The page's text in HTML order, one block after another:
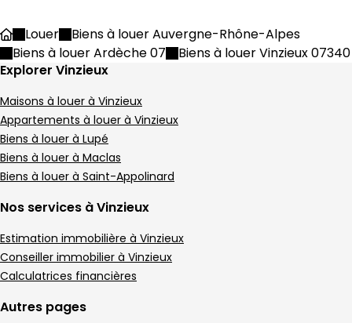
Serrières - 07340
Appartement • 22 m²
DPE :
E
49 m² 2 pièces Serrières
Aller à l'image1
Aller à l'image2
Aller à l'image3
Aller à l'image4
Aller à l'image5
AccueilLouer
Biens à louer Auvergne-Rhône-Alpes
Biens à louer Ardèche 07
Biens à louer Vinzieux 07340
Explorer Vinzieux
Maisons à louer à Vinzieux
Appartements à louer à Vinzieux
Biens à louer à Lupé
Biens à louer à Maclas
Biens à louer à Saint-Appolinard
Nos services à Vinzieux
Estimation immobilière à Vinzieux
Conseiller immobilier à Vinzieux
Calculatrices financières
Autres pages